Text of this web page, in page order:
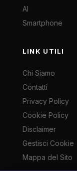
AI
Smartphone
LINK UTILI
Chi Siamo
Contatti
Privacy Policy
Cookie Policy
Disclaimer
Gestisci Cookie
Mappa del Sito